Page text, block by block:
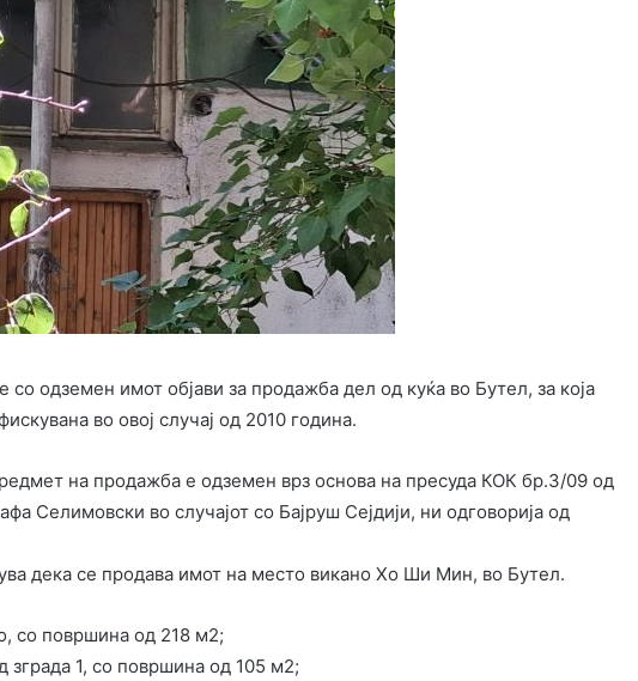
со одземен имот објави за продажба дел од куќа во Бутел, за која
во овој случај од 2010 година.
на продажба е одземен врз основа на пресуда КОК бр.3/09 од
Селимовски во случајот со Бајруш Сејдији, ни одговорија од
дека се продава имот на место викано Хо Ши Мин, во Бутел.
со површина од 218 м2;
зграда 1, со површина од 105 м2;